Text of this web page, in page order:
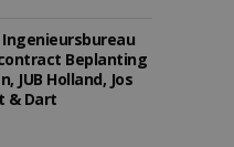
Beplanting
JUB Holland, Jos
& Dart